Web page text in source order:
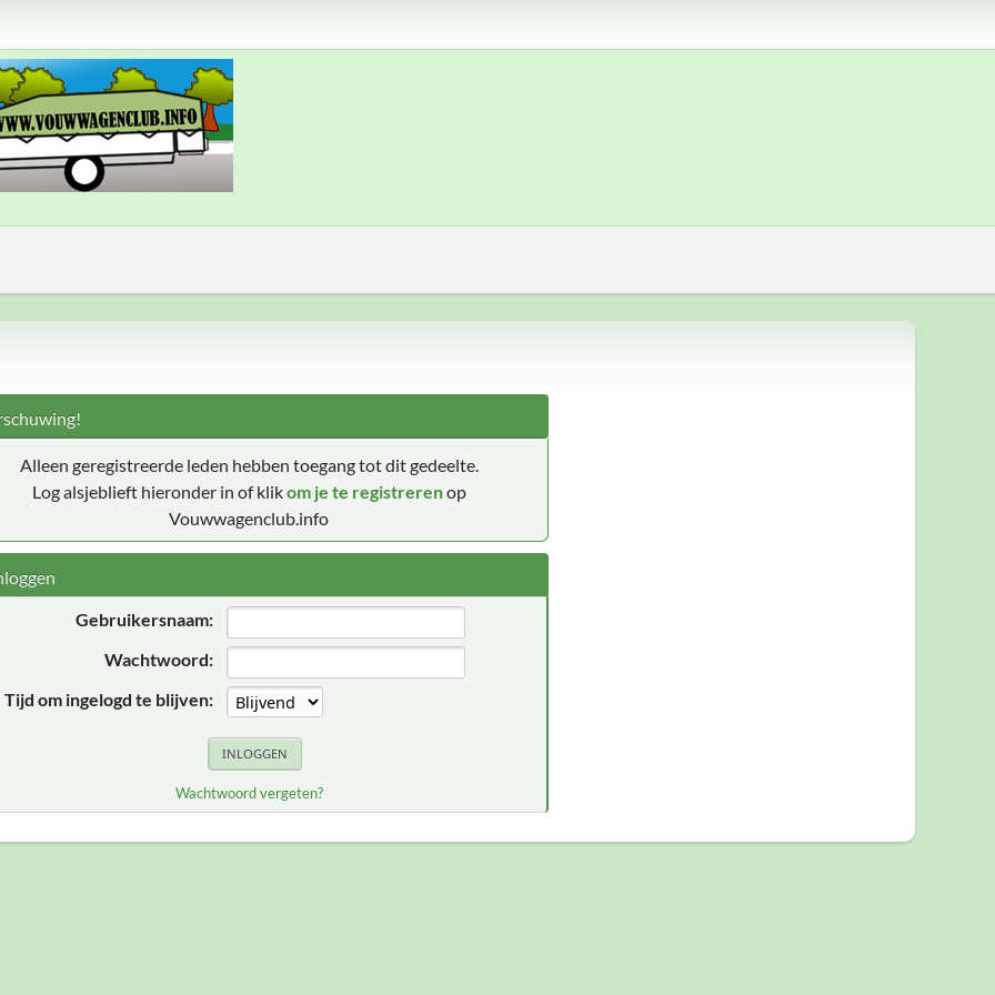
Alleen geregistreerde leden hebben toegang tot dit gedeelte.
Log alsjeblieft hieronder in of klikom je te registrerenop
Vouwwagenclub.info
Gebruikersnaam:
Wachtwoord:
Tijd om ingelogd te blijven:
Wachtwoord vergeten?